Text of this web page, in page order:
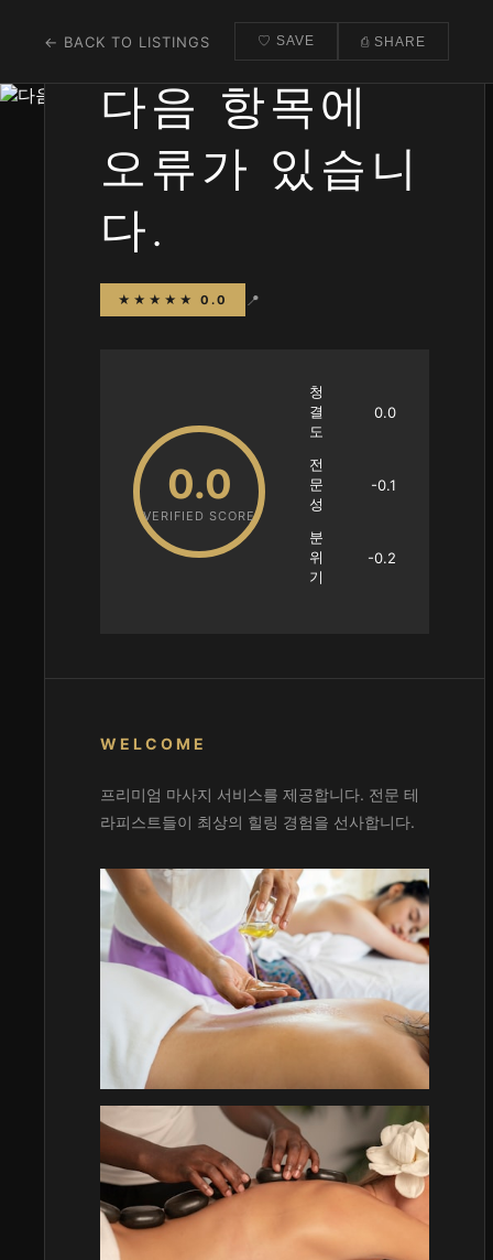
← BACK TO LISTINGS ♡ SAVE ⎙ SHARE
다음 항목에
오류가 있습니
다.
★★★★★ 0.0 📍
0.0
VERIFIED SCORE
청
결
도
0.0
전
문
성
-0.1
분
위
기
-0.2
WELCOME
프리미엄 마사지 서비스를 제공합니다. 전문 테
라피스트들이 최상의 힐링 경험을 선사합니다.